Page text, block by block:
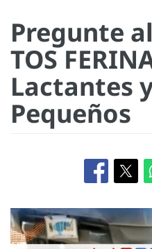
Pregunte
TOS
Lactantes
Pequeños